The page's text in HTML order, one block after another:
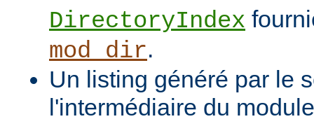
DirectoryIndex
mod_dir.
Un listing généré par le
l'intermédiaire du